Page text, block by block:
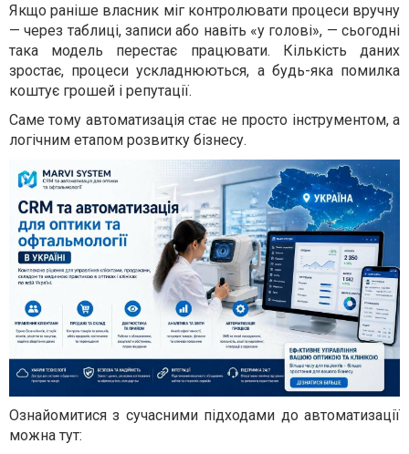
Якщо раніше власник міг контролювати процеси вручну
— через таблиці, записи або навіть «у голові», — сьогодні
така модель перестає працювати. Кількість даних
зростає, процеси ускладнюються, а будь-яка помилка
коштує грошей і репутації.
Саме тому автоматизація стає не просто інструментом, а
логічним етапом розвитку бізнесу.
Ознайомитися з сучасними підходами до автоматизації
можна тут: